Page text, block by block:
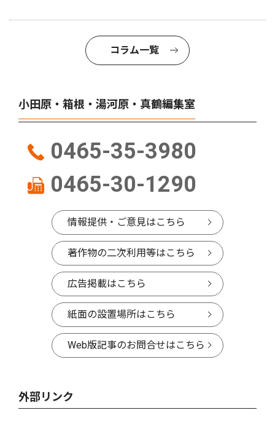
コラム一覧
小田原・箱根・湯河原・真鶴編集室
0465-35-3980
0465-30-1290
情報提供・ご意見はこちら
著作物の二次利用等はこちら
広告掲載はこちら
紙面の設置場所はこちら
Web版記事のお問合せはこちら
外部リンク